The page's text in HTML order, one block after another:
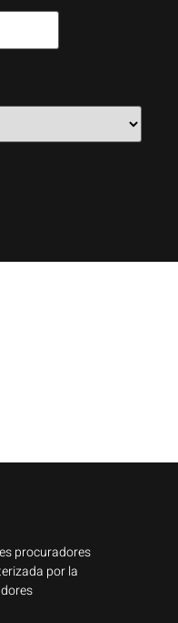
procuradores
por la